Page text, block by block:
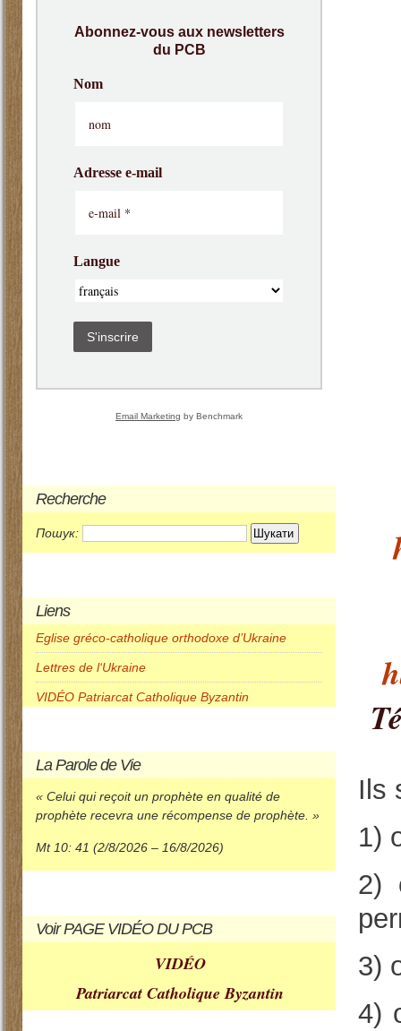
Ils
1)
2)
3)
4)
Abonnez-vous aux newsletters
du PCB
Nom
Adresse e-mail
Langue
S'inscrire
Email Marketing by Benchmark
Recherche
Пошук:
Liens
Eglise gréco-catholique orthodoxe d’Ukraine
Lettres de l‘Ukraine
VIDÉO Patriarcat Catholique Byzantin
LaParole de Vie
« Celui qui reçoit un prophète en qualité de
prophète recevra une récompense de prophète. »
Mt 10: 41 (2/8/2026 – 16/8/2026)
VoirPAGE VIDÉO DU PCB
VIDÉO
Patriarcat Catholique Byzantin